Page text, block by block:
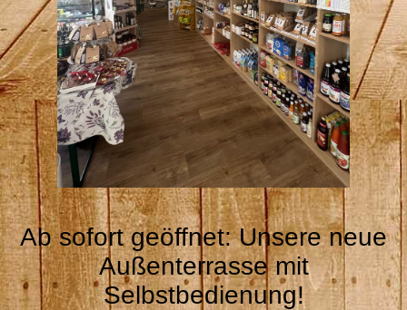
Ab sofort geöffnet: Unsere neue
Außenterrasse mit
Selbstbedienung!